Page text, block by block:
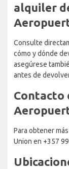
alquiler
Consulte
cómo y dónde
asegúrese
antes de
Contacto
Para obtener
Union en +357